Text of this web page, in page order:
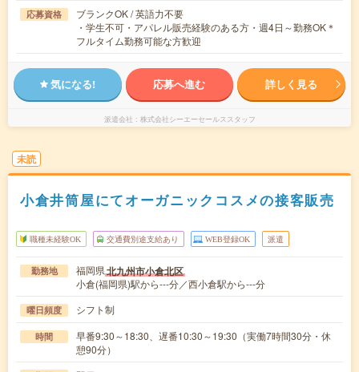
応募資格
ブランクOK / 英語力不要
・学生不可・アパレル販売経験のある方・週4日～勤務OK＊
フルタイム勤務可能な方歓迎
気になる! 応募へ進む 詳しく見る
派遣会社 株式会社シーエーセールススタッフ
未読
小倉井筒屋にてオーガニックコスメの接客販売
職種未経験OK 交通費別途支給あり WEB登録OK 派遣
勤務地 福岡県北九州市小倉北区
小倉(福岡県)駅から---分／西小倉駅から---分
曜日頻度 シフト制
時間
早番9:30～18:30、遅番10:30～19:30（実働7時間30分・休
憩90分）